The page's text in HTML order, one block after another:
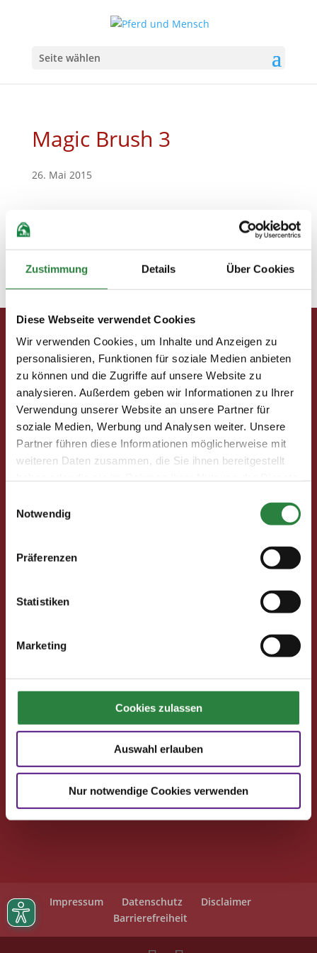
Zustimmung Details Über Cookies
Diese Webseite verwendet Cookies
Wir verwenden Cookies, um Inhalte und Anzeigen zu
personalisieren, Funktionen für soziale Medien anbieten
zu können und die Zugriffe auf unsere Website zu
analysieren. Außerdem geben wir Informationen zu Ihrer
Verwendung unserer Website an unsere Partner für
soziale Medien, Werbung und Analysen weiter. Unsere
Partner führen diese Informationen möglicherweise mit
weiteren Daten zusammen, die Sie ihnen bereitgestellt
Notwendig
Präferenzen
Statistiken
Marketing
Cookies zulassen
Auswahl erlauben
Nur notwendige Cookies verwenden
Seite wählen
Magic Brush 3
26. Mai 2015
Magic Brush 3
Pferd & Mensch digital
Fragen und Antworten
Print abbestellen
Redaktion
Clubmitglieder
Ihre Vorteile als Mitglied im Pferdesport Deutschland
Freunde werben
Club-Newsletter
Seminare
Reisen
Deutsche Reiterliche Vereinigung
Freiherr-von-Langen-Str. 13
48231 Warendorf
: club@fn-dokr.de
Impressum Datenschutz
Disclaimer
Barrierefreiheit